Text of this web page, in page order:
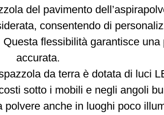
del pavimento
consentendo di
flessibilità garantisce
accurata.
da terra è dotata di luci
sotto i mobili e negli angoli
anche in luoghi poco